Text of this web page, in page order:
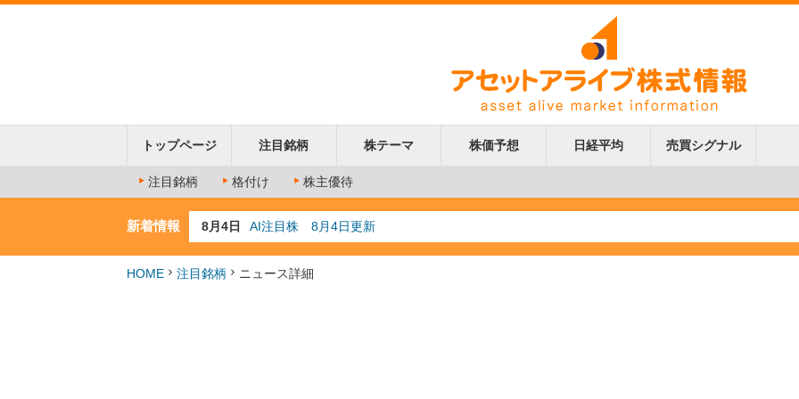
トップページ 注目銘柄 株テーマ 株価予想 日経平均 売買シグナル
注目銘柄 格付け 株主優待
新着情報 8月4日
AI注目株 8月4日更新
8月3日
人気業種注目株 8月3日更新
7月29日
日経225シグナル点灯
HOME 注目銘柄 ニュース詳細